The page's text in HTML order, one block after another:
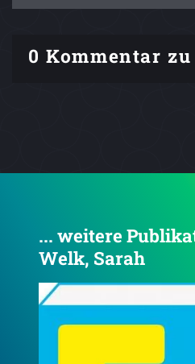
0 Kommentar
... weitere
Welk, Sarah